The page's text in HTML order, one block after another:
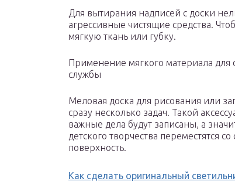
Для вытирания надписей с доски
агрессивные чистящие средства.
мягкую ткань или губку.
Применение мягкого материала для
службы
Меловая доска для рисования или
сразу несколько задач. Такой
важные дела будут записаны, а
детского творчества переместятся
поверхность.
Как сделать оригинальный